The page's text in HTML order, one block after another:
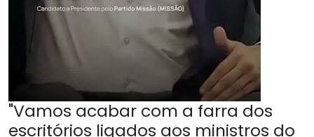
"Vamos acabar com a farra dos
escritórios ligados aos ministros do